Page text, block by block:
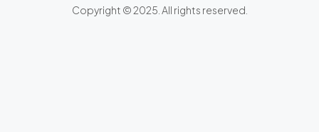
Copyright © 2025. All rights reserved.